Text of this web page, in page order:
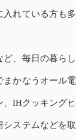
入れている方も
ど、毎日の暮ら
まかなうオール
、IHクッキング
ステムなどを